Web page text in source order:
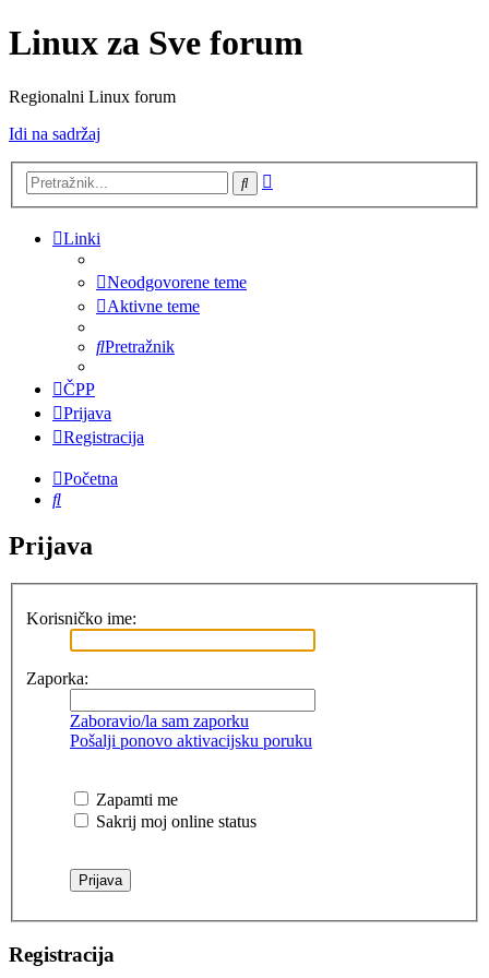
Linux za Sve forum
Regionalni Linux forum
Idi na sadržaj
Pretražnik
Linki
Neodgovorene teme
Aktivne teme
Pretražnik
ČPP
Prijava
Registracija
Početna
Pretražnik
Prijava
Korisničko ime:
Zaporka:
Zaboravio/la sam zaporku
Pošalji ponovo aktivacijsku poruku
Zapamti me
Sakrij moj online status
Registracija